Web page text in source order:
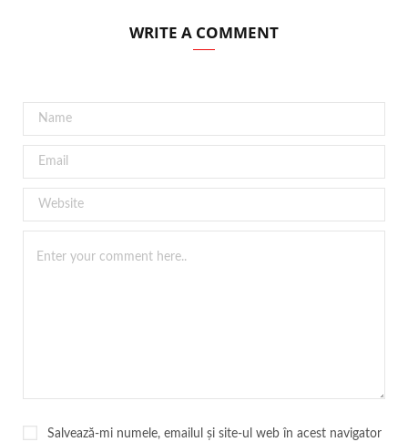
WRITE A COMMENT
Salvează-mi numele, emailul și site-ul web în acest navigator